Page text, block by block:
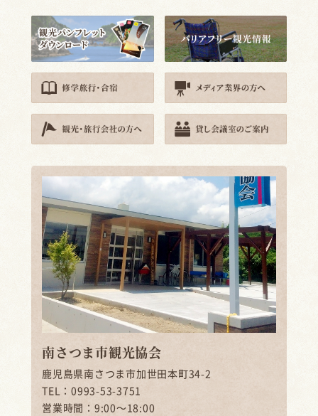
南さつま市観光協会
鹿児島県南さつま市加世田本町34-2
TEL：0993-53-3751
営業時間：9:00～18:00